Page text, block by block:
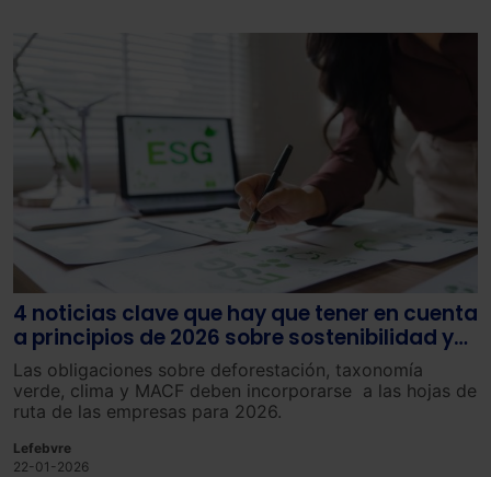
4 noticias clave que hay que tener en cuenta
a principios de 2026 sobre sostenibilidad y
ESG
Las obligaciones sobre deforestación, taxonomía
verde, clima y MACF deben incorporarse a las hojas de
ruta de las empresas para 2026.
Lefebvre
22-01-2026